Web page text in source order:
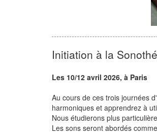
Initiation à la
Les 10/12 avril 2026, à Paris
Au cours de ces trois journées
harmoniques et apprendrez à
Nous étudierons plus
Les sons seront abordés